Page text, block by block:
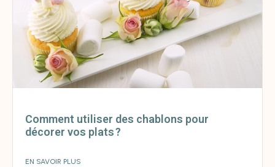
Comment utiliser des chablons pour
décorer vos plats ?
EN SAVOIR PLUS